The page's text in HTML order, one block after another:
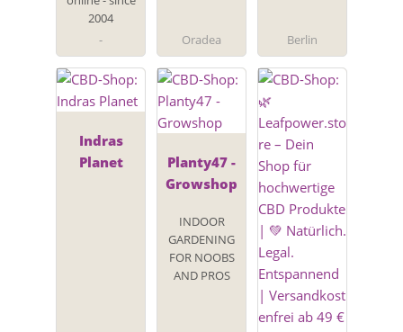
2004
-
Oradea Berlin
Indras
Planet
Planty47 -
Growshop
INDOOR
GARDENING
FOR NOOBS
AND PROS